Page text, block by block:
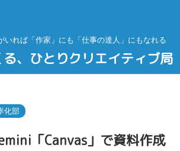
いれば「作家」にも「仕事の達人」にもなれる
、ひとりクリエイティブ局
化部
「Canvas」で資料作成